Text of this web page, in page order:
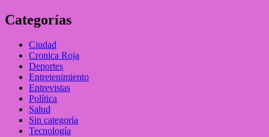
Categorías
Ciudad
Cronica Roja
Deportes
Entretenimiento
Entrevistas
Política
Salud
Sin categoría
Tecnología